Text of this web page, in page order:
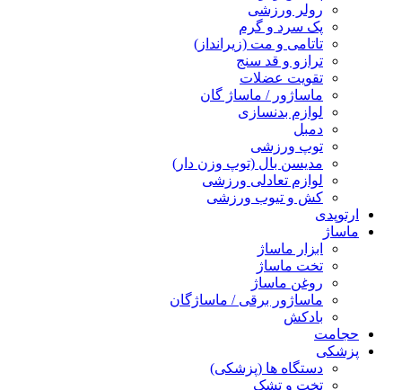
رولر ورزشی
پک سرد و گرم
تاتامی و مت (زیرانداز)
ترازو و قد سنج
تقویت عضلات
ماساژور / ماساژ گان
لوازم بدنسازی
دمبل
توپ ورزشی
مدیسن بال (توپ وزن دار)
لوازم تعادلی ورزشی
کش و تیوب ورزشی
ارتوپدی
ماساژ
ابزار ماساژ
تخت ماساژ
روغن ماساژ
ماساژور برقی / ماساژگان
بادکش
حجامت
پزشکی
دستگاه ها (پزشکی)
تخت و تشک